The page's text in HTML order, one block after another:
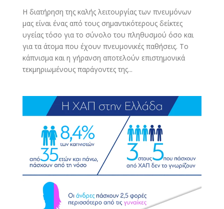
Η διατήρηση της καλής λειτουργίας των πνευμόνων
μας είναι ένας από τους σημαντικότερους δείκτες
υγείας τόσο για το σύνολο του πληθυσμού όσο και
για τα άτομα που έχουν πνευμονικές παθήσεις. Το
κάπνισμα και η γήρανση αποτελούν επιστημονικά
τεκμηριωμένους παράγοντες της...